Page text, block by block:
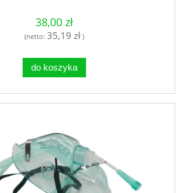
38,00 zł
(netto: 35,19 zł )
do koszyka